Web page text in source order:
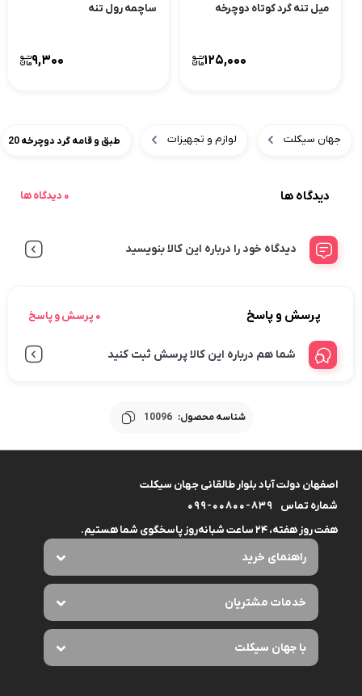
میل تنه گرد کوتاه دوچرخه
125,000
ساچمه رول تنه
9,300
جهان سیکلت لوازم و تجهیزات طبق و قامه گرد دوچرخه 20
دیدگاه ها 0 دیدگاه ها
دیدگاه خود را درباره این کالا بنویسید
پرسش و پاسخ 0 پرسش و پاسخ
شما هم درباره این کالا پرسش ثبت کنید
شناسه محصول: 10096
اصفهان دولت آباد بلوار طالقانی جهان سیکلت
شماره تماس
099-00800-839
هفت روز هفته، ۲۴ ساعت شبانه‌روز پاسخگوی شما هستیم.
راهنمای خرید
خدمات مشتریان
با جهان سیکلت